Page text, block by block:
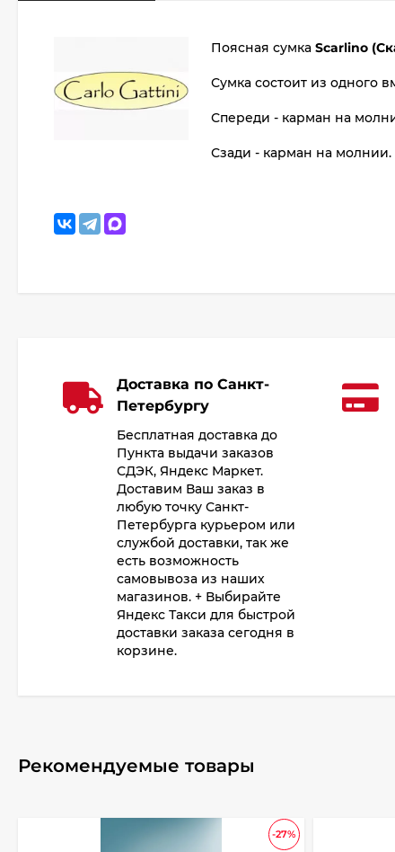
Поясная сумка Scarlino
Сумка состоит из одного
Спереди - карман на
Сзади - карман на молнии.
Доставка по Санкт-
Петербургу
Бесплатная доставка до
Пункта выдачи заказов
СДЭК, Яндекс Маркет.
Доставим Ваш заказ в
любую точку Санкт-
Петербурга курьером или
службой доставки, так же
есть возможность
самовывоза из наших
магазинов. + Выбирайте
Яндекс Такси для быстрой
доставки заказа сегодня в
корзине.
Рекомендуемые товары
-27%